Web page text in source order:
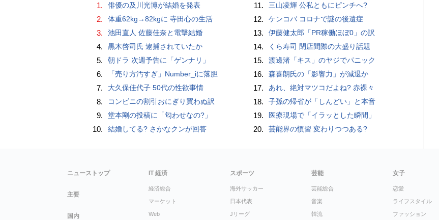
1. 俳優の及川光博が結婚を発表
2. 体重62kg→82kgに 寺田心の生活
3. 池田直人 佐藤佳奈と電撃結婚
4. 黒木啓司氏 逮捕されていたか
5. 朝ドラ 次週予告に「ゲンナリ」
6. 「売り方汚すぎ」Number_iに落胆
7. 大久保佳代子 50代の性欲事情
8. コンビニの割引おにぎり買わぬ訳
9. 堂本剛の投稿に「匂わせなの?」
10. 結婚してる? さかなクンが回答
11. 三山凌輝 公私ともにピンチへ?
12. ケンコバ コロナで謎の後遺症
13. 伊藤健太郎「PR稼働ほぼ0」の訳
14. くら寿司 閉店間際の大盛り話題
15. 渡邊渚「キス」のヤジでパニック
16. 森喜朗氏の「影響力」が減退か
17. あれ、絶対マツコだよね? 赤裸々
18. 子孫の帰省が「しんどい」と本音
19. 医療現場で「イラッとした瞬間」
20. 芸能界の慣習 変わりつつある?
ニューストップ
主要
国内
IT 経済
経済総合
マーケット
Web
スポーツ
海外サッカー
日本代表
Jリーグ
芸能
芸能総合
音楽
韓流
女子
恋愛
ライフスタイル
ファッション